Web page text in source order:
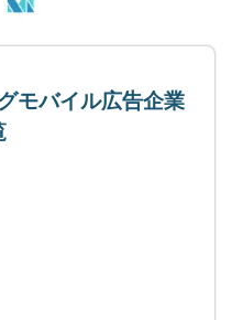
モバイル広告企業